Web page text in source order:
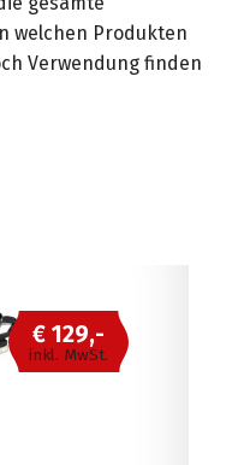
welchen Produkten
Verwendung finden
€ 199,-
inkl. MwSt.